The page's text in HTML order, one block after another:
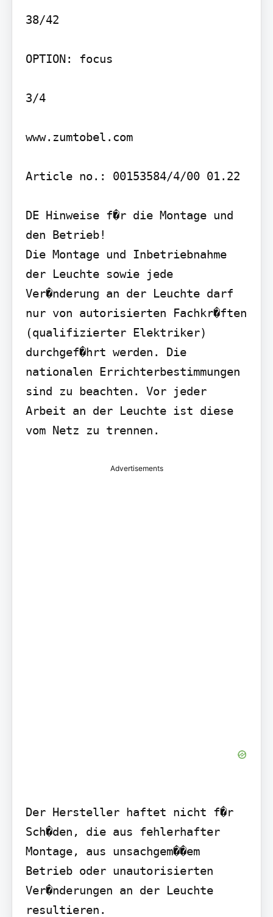
38/42
OPTION: focus
3/4
www.zumtobel.com
Article no.: 00153584/4/00 01.22
DE Hinweise f�r die Montage und
den Betrieb!
Die Montage und Inbetriebnahme
der Leuchte sowie jede
Ver�nderung an der Leuchte darf
nur von autorisierten Fachkr�ften
(qualifizierter Elektriker)
durchgef�hrt werden. Die
nationalen Errichterbestimmungen
sind zu beachten. Vor jeder
Arbeit an der Leuchte ist diese
vom Netz zu trennen.
Advertisements
Der Hersteller haftet nicht f�r
Sch�den, die aus fehlerhafter
Montage, aus unsachgem��em
Betrieb oder unautorisierten
Ver�nderungen an der Leuchte
resultieren.